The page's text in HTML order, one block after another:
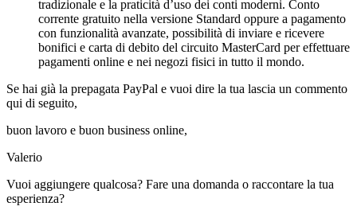
tradizionale e la praticità d’uso dei conti moderni. Conto
corrente gratuito nella versione Standard oppure a pagamento
con funzionalità avanzate, possibilità di inviare e ricevere
bonifici e carta di debito del circuito MasterCard per effettuare
pagamenti online e nei negozi fisici in tutto il mondo.
Se hai già la prepagata PayPal e vuoi dire la tua lascia un commento
qui di seguito,
buon lavoro e buon business online,
Valerio
Vuoi aggiungere qualcosa? Fare una domanda o raccontare la tua
esperienza?